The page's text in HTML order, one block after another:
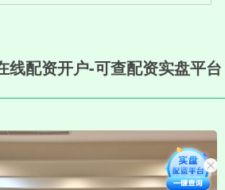
线配资开户-可查配资实盘平台